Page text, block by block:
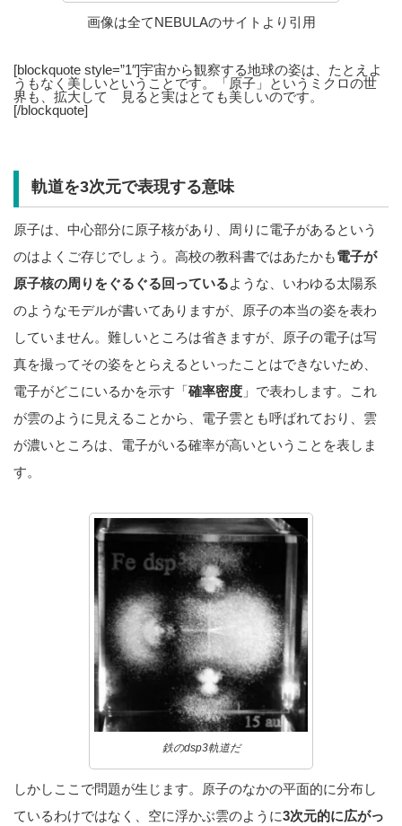
画像は全てNEBULAのサイトより引用
[blockquote style=”1″]宇宙から観察する地球の姿は、たとえよ
うもなく美しいということです。「原子」というミクロの世
界も、拡大して 見ると実はとても美しいのです。
[/blockquote]
軌道を3次元で表現する意味
原子は、中心部分に原子核があり、周りに電子があるという
のはよくご存じでしょう。高校の教科書ではあたかも電子が
原子核の周りをぐるぐる回っているような、いわゆる太陽系
のようなモデルが書いてありますが、原子の本当の姿を表わ
していません。難しいところは省きますが、原子の電子は写
真を撮ってその姿をとらえるといったことはできないため、
電子がどこにいるかを示す「確率密度 」で表わします。これ
が雲のように見えることから、電子雲とも呼ばれており、雲
が濃いところは、電子がいる確率が高いということを表しま
す。
鉄のdsp3軌道だ
しかしここで問題が生じます。原子のなかの平面的に分布し
ているわけではなく、空に浮かぶ雲のように3次元的に広がっ